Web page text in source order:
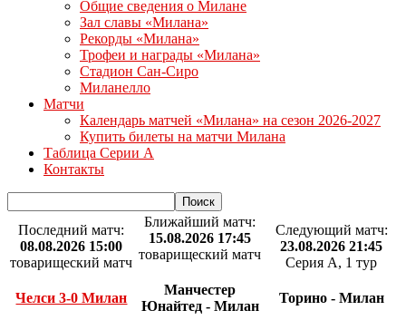
Общие сведения о Милане
Зал славы «Милана»
Рекорды «Милана»
Трофеи и награды «Милана»
Стадион Сан-Сиро
Миланелло
Матчи
Календарь матчей «Милана» на сезон 2026-2027
Купить билеты на матчи Милана
Таблица Серии А
Контакты
Последний матч:
08.08.2026 15:00
товарищеский матч
Челси 3-0 Милан
Ближайший матч:
15.08.2026 17:45
товарищеский матч
Манчестер
Юнайтед - Милан
Следующий матч:
23.08.2026 21:45
Серия А, 1 тур
Торино - Милан